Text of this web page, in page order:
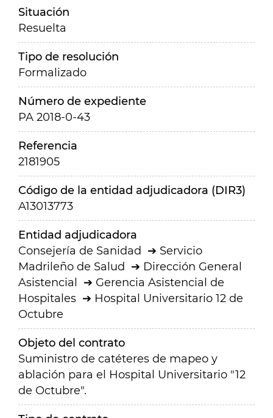
Situación
Resuelta
Tipo de resolución
Formalizado
Número de expediente
PA 2018-0-43
Referencia
2181905
Código de la entidad adjudicadora (DIR3)
A13013773
Entidad adjudicadora
Consejería de Sanidad
Servicio
Madrileño de Salud
Dirección General
Asistencial
Gerencia Asistencial de
Hospitales
Hospital Universitario 12 de
Octubre
Objeto del contrato
Suministro de catéteres de mapeo y
ablación para el Hospital Universitario "12
de Octubre".